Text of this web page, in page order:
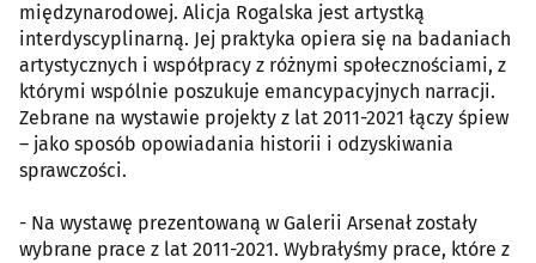
międzynarodowej. Alicja Rogalska jest artystką
interdyscyplinarną. Jej praktyka opiera się na badaniach
artystycznych i współpracy z różnymi społecznościami, z
którymi wspólnie poszukuje emancypacyjnych narracji.
Zebrane na wystawie projekty z lat 2011-2021 łączy śpiew
– jako sposób opowiadania historii i odzyskiwania
sprawczości.
- Na wystawę prezentowaną w Galerii Arsenał zostały
wybrane prace z lat 2011-2021. Wybrałyśmy prace, które z